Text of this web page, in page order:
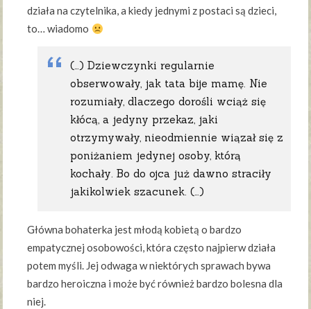
działa na czytelnika, a kiedy jednymi z postaci są dzieci,
to… wiadomo
(…) Dziewczynki regularnie
obserwowały, jak tata bije mamę. Nie
rozumiały, dlaczego dorośli wciąż się
kłócą, a jedyny przekaz, jaki
otrzymywały, nieodmiennie wiązał się z
poniżaniem jedynej osoby, którą
kochały. Bo do ojca już dawno straciły
jakikolwiek szacunek. (…)
Główna bohaterka jest młodą kobietą o bardzo
empatycznej osobowości, która często najpierw działa
potem myśli. Jej odwaga w niektórych sprawach bywa
bardzo heroiczna i może być również bardzo bolesna dla
niej.